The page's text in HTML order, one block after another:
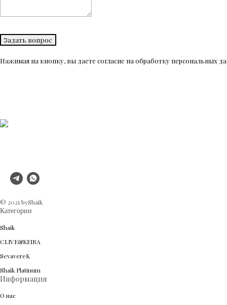
Задать вопрос
Нажимая на кнопку, вы даете согласие на обработку персональных
© 2021 byShaik
Категории
Shaik
CLIVE&KEIRA
SevavereK
Shaik Platinum
Информация
О нас